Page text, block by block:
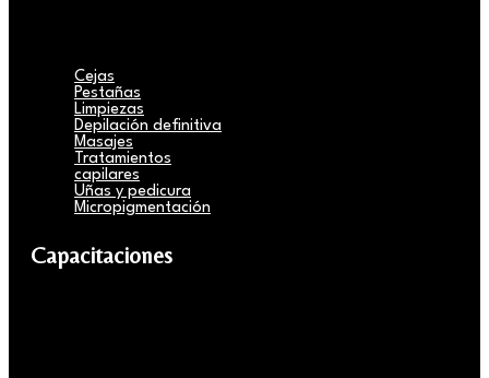
Cejas
Pestañas
Limpiezas
Depilación definitiva
Masajes
Tratamientos
capilares
Uñas y pedicura
Micropigmentación
Capacitaciones